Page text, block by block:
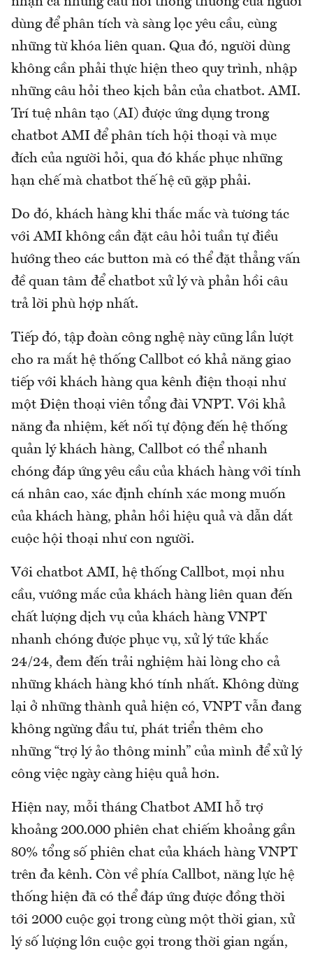
dùng để phân tích và sàng lọc yêu cầu, cùng
những từ khóa liên quan. Qua đó, người dùng
không cần phải thực hiện theo quy trình, nhập
những câu hỏi theo kịch bản của chatbot. AMI.
Trí tuệ nhân tạo (AI) được ứng dụng trong
chatbot AMI để phân tích hội thoại và mục
đích của người hỏi, qua đó khắc phục những
hạn chế mà chatbot thế hệ cũ gặp phải.
Do đó, khách hàng khi thắc mắc và tương tác
với AMI không cần đặt câu hỏi tuần tự điều
hướng theo các button mà có thể đặt thẳng vấn
đề quan tâm để chatbot xử lý và phản hồi câu
trả lời phù hợp nhất.
Tiếp đó, tập đoàn công nghệ này cũng lần lượt
cho ra mắt hệ thống Callbot có khả năng giao
tiếp với khách hàng qua kênh điện thoại như
một Điện thoại viên tổng đài VNPT. Với khả
năng đa nhiệm, kết nối tự động đến hệ thống
quản lý khách hàng, Callbot có thể nhanh
chóng đáp ứng yêu cầu của khách hàng với tính
cá nhân cao, xác định chính xác mong muốn
của khách hàng, phản hồi hiệu quả và dẫn dắt
cuộc hội thoại như con người.
Với chatbot AMI, hệ thống Callbot, mọi nhu
cầu, vướng mắc của khách hàng liên quan đến
chất lượng dịch vụ của khách hàng VNPT
nhanh chóng được phục vụ, xử lý tức khắc
24/24, đem đến trải nghiệm hài lòng cho cả
những khách hàng khó tính nhất. Không dừng
lại ở những thành quả hiện có, VNPT vẫn đang
không ngừng đầu tư, phát triển thêm cho
những “trợ lý ảo thông minh” của mình để xử lý
công việc ngày càng hiệu quả hơn.
Hiện nay, mỗi tháng Chatbot AMI hỗ trợ
khoảng 200.000 phiên chat chiếm khoảng gần
80% tổng số phiên chat của khách hàng VNPT
trên đa kênh. Còn về phía Callbot, năng lực hệ
thống hiện đã có thể đáp ứng được đồng thời
tới 2000 cuộc gọi trong cùng một thời gian, xử
lý số lượng lớn cuộc gọi trong thời gian ngắn,